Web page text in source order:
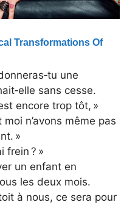
une
sans cesse.
encore trop tôt, »
n’avons même pas
»
frein ? »
un enfant en
les deux mois.
à nous, ce sera pour